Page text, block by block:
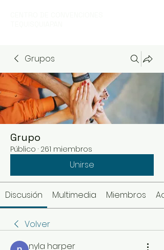
Grupos
Grupo
Público · 261 miembros
Unirse
Discusión Multimedia Miembros
Volver
nyla harper